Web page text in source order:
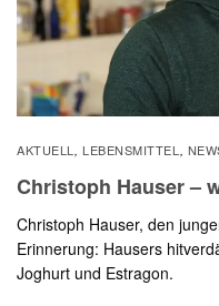
AKTUELL, LEBENSMITTEL,
Christoph Hauser –
Christoph Hauser, den
Erinnerung: Hausers
Joghurt und Estragon.